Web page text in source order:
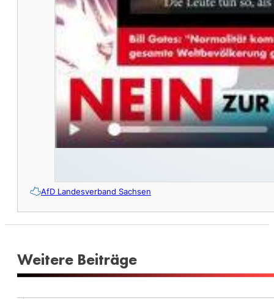
AfD Landesverband Sachsen
Weitere Beiträge